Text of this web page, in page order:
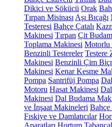
Dikici ve Sökücü Orak
Tırpan Misinası Aşı Bıçağı
Testeresi Bahçe Çatalı
Makinesi Tırpan Çit
Toplama Makinesi Motorlu
Benzinli Testereler Testere
Makinesi Benzinli Çim
Makinesi Kenar Kesme
Pompa Santrifüj Pompa
Motoru Hasat Makinesi
Makinesi Dal Budama
ve İnşaat Makineleri Bahçe
Fıskiye ve Damlatıcılar
Aparatları Hortum